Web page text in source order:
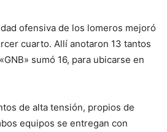
ofensiva de los lomeros mejoró
cuarto. Allí anotaron 13 tantos
sumó 16, para ubicarse en
de alta tensión, propios de
equipos se entregan con